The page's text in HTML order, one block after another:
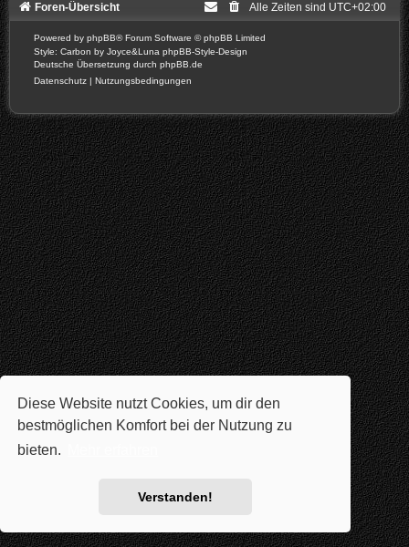
Diese Website nutzt Cookies, um dir den
bestmöglichen Komfort bei der Nutzung zu
bieten.
Verstanden!
Foren-Übersicht Alle Zeiten sind UTC+02:00
Powered by phpBB® Forum Software © phpBB Limited
Style: Carbon by Joyce&Luna phpBB-Style-Design
Deutsche Übersetzung durch phpBB.de
Datenschutz | Nutzungsbedingungen